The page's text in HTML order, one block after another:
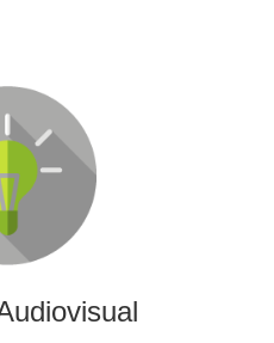
de producción y edición
audiovisual: vídeos
audiovisual de eventos.